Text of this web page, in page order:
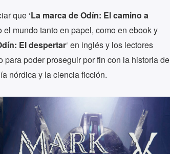
que ‘La marca de Odín: El camino a
mundo tanto en papel, como en ebook y
El despertar‘ en inglés y los lectores
poder proseguir por fin con la historia de
nórdica y la ciencia ficción.